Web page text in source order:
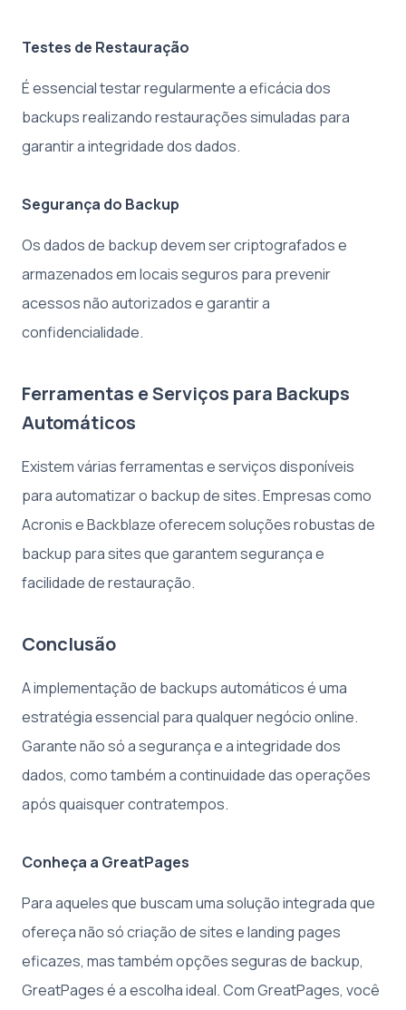
Testes de Restauração
É essencial testar regularmente a eficácia dos
backups realizando restaurações simuladas para
garantir a integridade dos dados.
Segurança do Backup
Os dados de backup devem ser criptografados e
armazenados em locais seguros para prevenir
acessos não autorizados e garantir a
confidencialidade.
Ferramentas e Serviços para Backups
Automáticos
Existem várias ferramentas e serviços disponíveis
para automatizar o backup de sites. Empresas como
Acronis e Backblaze oferecem soluções robustas de
backup para sites que garantem segurança e
facilidade de restauração.
Conclusão
A implementação de backups automáticos é uma
estratégia essencial para qualquer negócio online.
Garante não só a segurança e a integridade dos
dados, como também a continuidade das operações
após quaisquer contratempos.
Conheça a GreatPages
Para aqueles que buscam uma solução integrada que
ofereça não só criação de sites e landing pages
eficazes, mas também opções seguras de backup,
GreatPages é a escolha ideal. Com GreatPages, você